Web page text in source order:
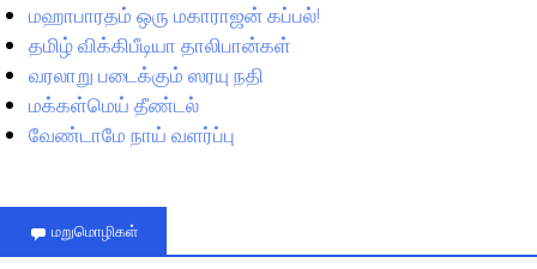
மஹாபாரதம் ஒரு மகாராஜன் கப்பல்!
தமிழ் விக்கிபீடியா தாலிபான்கள்
வரலாறு படைக்கும் ஸரயு நதி
மக்கள்மெய் தீண்டல்
வேண்டாமே நாய் வளர்ப்பு
மறுமொழிகள்